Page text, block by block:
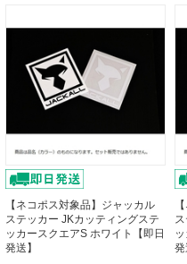
【ネコポス対象品】ジャッカル
ステッカー JKカッティングステ
ッカースクエアS ホワイト【即日
発送】
発